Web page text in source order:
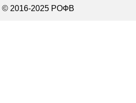
© 2016-2025 РОФВ